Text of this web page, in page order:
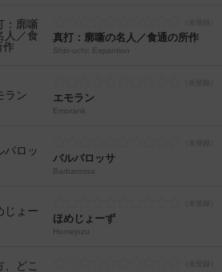
真打：廓噺の名人／食通の所作
Shin-uchi: Expantion
エモラン
Emorank
バルバロッサ
Barbarossa
ほめじょーず
Homejozu